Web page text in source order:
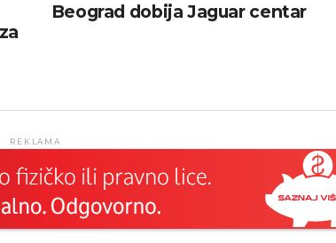
Beograd dobija Jaguar centar
REKLAMA